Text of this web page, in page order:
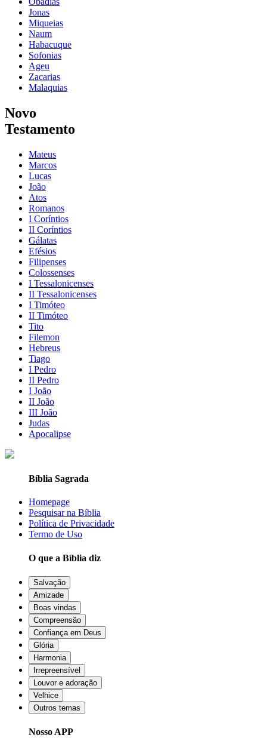
Jonas
Miqueias
Naum
Habacuque
Sofonias
Ageu
Zacarias
Malaquias
Novo
Testamento
Mateus
Marcos
Lucas
João
Atos
Romanos
I Coríntios
II Coríntios
Gálatas
Efésios
Filipenses
Colossenses
I Tessalonicenses
II Tessalonicenses
I Timóteo
II Timóteo
Tito
Filemon
Hebreus
Tiago
I Pedro
II Pedro
I João
II João
III João
Judas
Apocalipse
Bíblia Sagrada
Homepage
Pesquisar na Bíblia
Política de Privacidade
Termo de Uso
O que a Bíblia diz
Salvação
Amizade
Boas vindas
Compreensão
Confiança em Deus
Glória
Harmonia
Irrepreensível
Louvor e adoração
Velhice
Outros temas
Nosso APP